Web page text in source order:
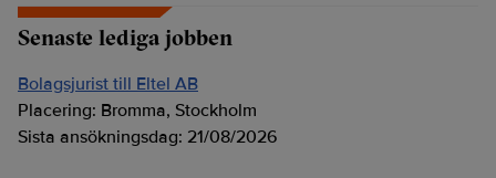
Senaste lediga jobben
Bolagsjurist till Eltel AB
Placering: Bromma, Stockholm
Sista ansökningsdag: 21/08/2026